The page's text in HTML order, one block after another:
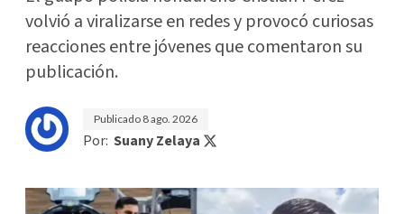
volvió a viralizarse en redes y provocó curiosas
reacciones entre jóvenes que comentaron su
publicación.
Publicado 8 ago. 2026
Por: Suany Zelaya